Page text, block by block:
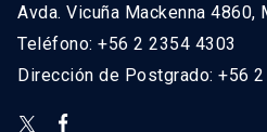
Avda. Vicuña Mackenna 4860,
Teléfono: +56 2 2354 4303
Dirección de Postgrado: +56